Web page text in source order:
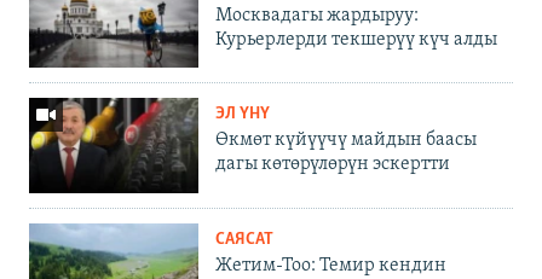
Москвадагы жардыруу:
Курьерлерди текшерүү күч алды
ЭЛ ҮНҮ
Өкмөт күйүүчү майдын баасы
дагы көтөрүлөрүн эскертти
САЯСАТ
Жетим-Тоо: Темир кендин